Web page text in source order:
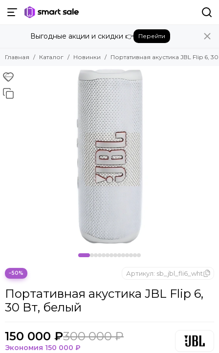
Выгодные акции и скидки 👉 Перейти
Главная Каталог Новинки Портативная акустика JBL Flip 6,
−50%
Портативная акустика JBL Flip 6,
30 Вт, белый
Артикул: sb_jbl_fli6_wht
150 000 ₽300 000 ₽
Экономия 150 000 ₽